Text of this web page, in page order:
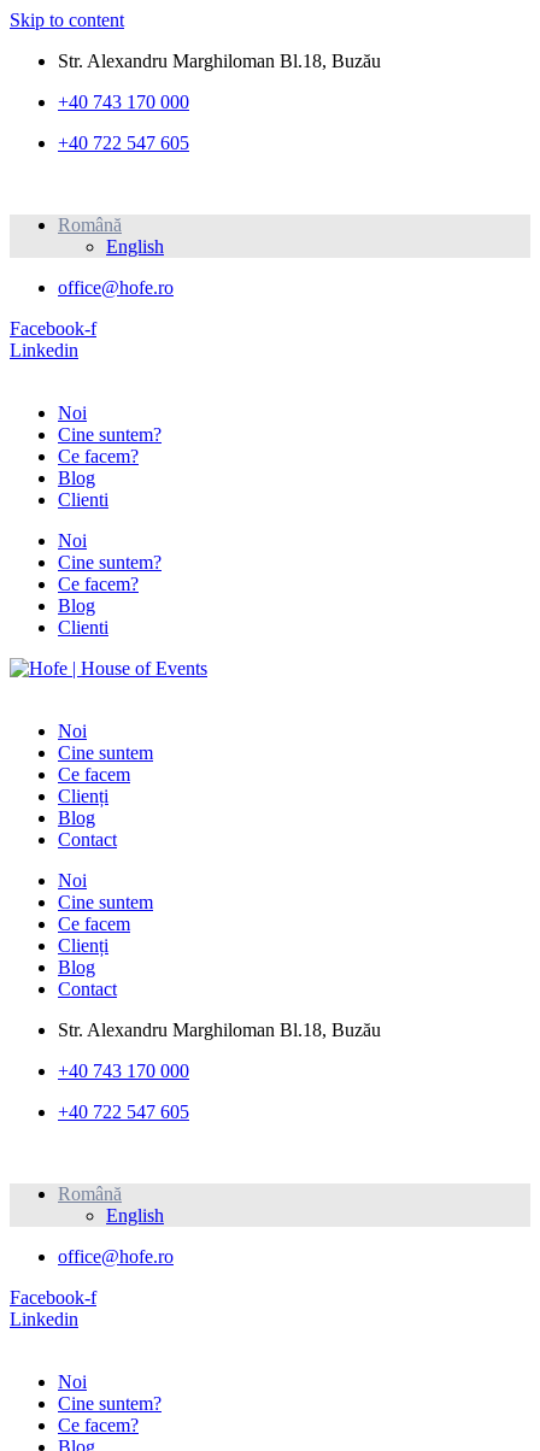
Skip to content
Str. Alexandru Marghiloman Bl.18, Buzău
+40 743 170 000
+40 722 547 605
Română
English
office@hofe.ro
Facebook-f
Linkedin
Noi
Cine suntem?
Ce facem?
Blog
Clienti
Noi
Cine suntem?
Ce facem?
Blog
Clienti
Noi
Cine suntem
Ce facem
Clienți
Blog
Contact
Noi
Cine suntem
Ce facem
Clienți
Blog
Contact
Str. Alexandru Marghiloman Bl.18, Buzău
+40 743 170 000
+40 722 547 605
Română
English
office@hofe.ro
Facebook-f
Linkedin
Noi
Cine suntem?
Ce facem?
Blog